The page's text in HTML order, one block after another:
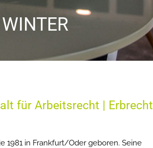
für Arbeitsrecht | Erbrecht |
1981 in Frankfurt/Oder geboren. Seine